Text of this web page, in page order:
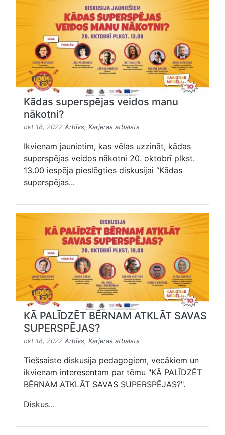
Kādas superspējas veidos manu
nākotni?
okt 18, 2022 Arhīvs, Karjeras atbalsts
Ikvienam jaunietim, kas vēlas uzzināt, kādas
superspējas veidos nākotni 20. oktobrī plkst.
13.00 iespēja pieslēgties diskusijai “Kādas
superspējas...
KĀ PALĪDZĒT BĒRNAM ATKLĀT SAVAS
SUPERSPĒJAS?
okt 18, 2022 Arhīvs, Karjeras atbalsts
Tiešsaiste diskusija pedagogiem, vecākiem un
ikvienam interesentam par tēmu "KĀ PALĪDZĒT
BĒRNAM ATKLĀT SAVAS SUPERSPĒJAS?".
Diskus...